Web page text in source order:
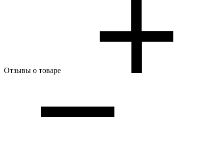
Отзывы о товаре